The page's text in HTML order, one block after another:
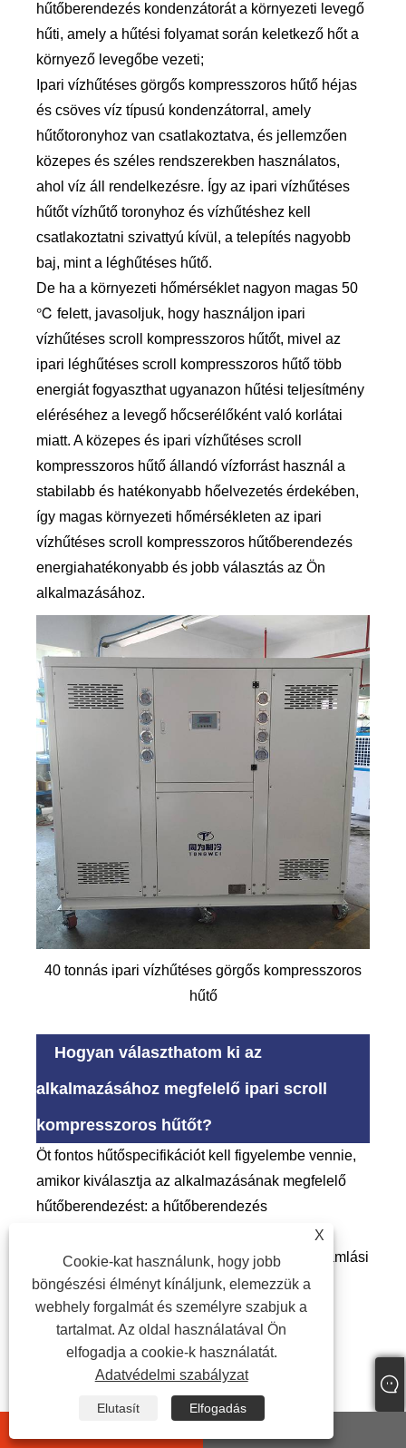
hűtőberendezés kondenzátorát a környezeti levegő
hűti, amely a hűtési folyamat során keletkező hőt a
környező levegőbe vezeti;
Ipari vízhűtéses görgős kompresszoros hűtő héjas
és csöves víz típusú kondenzátorral, amely
hűtőtoronyhoz van csatlakoztatva, és jellemzően
közepes és széles rendszerekben használatos,
ahol víz áll rendelkezésre. Így az ipari vízhűtéses
hűtőt vízhűtő toronyhoz és vízhűtéshez kell
csatlakoztatni szivattyú kívül, a telepítés nagyobb
baj, mint a léghűtéses hűtő.
De ha a környezeti hőmérséklet nagyon magas 50
℃ felett, javasoljuk, hogy használjon ipari
vízhűtéses scroll kompresszoros hűtőt, mivel az
ipari léghűtéses scroll kompresszoros hűtő több
energiát fogyaszthat ugyanazon hűtési teljesítmény
eléréséhez a levegő hőcserélőként való korlátai
miatt. A közepes és ipari vízhűtéses scroll
kompresszoros hűtő állandó vízforrást használ a
stabilabb és hatékonyabb hőelvezetés érdekében,
így magas környezeti hőmérsékleten az ipari
vízhűtéses scroll kompresszoros hűtőberendezés
energiahatékonyabb és jobb választás az Ön
alkalmazásához.
40 tonnás ipari vízhűtéses görgős kompresszoros
hűtő
Hogyan választhatom ki az
alkalmazásához megfelelő ipari scroll
kompresszoros hűtőt?
Öt fontos hűtőspecifikációt kell figyelembe vennie,
amikor kiválasztja az alkalmazásának megfelelő
hűtőberendezést: a hűtőberendezés
hűtőteljesítménye, a működéshez szükséges
feszültség, a kapcsolódó szivattyú lóerő és áramlási
sebesség (egyéni kiválasztásához forduljon
hozzánk), hűtőközeg és az elpárologtató típus.
7.1 Számítsa ki a hűtőberendezés
Az egyik leggyakrabban feltett kérdés, hogy honnan
tudhatjuk meg a hűtőberendezések
X
Cookie-kat használunk, hogy jobb
böngészési élményt kínáljunk, elemezzük a
webhely forgalmát és személyre szabjuk a
tartalmat. Az oldal használatával Ön
elfogadja a cookie-k használatát.
Adatvédelmi szabályzat
Elutasít Elfogadás